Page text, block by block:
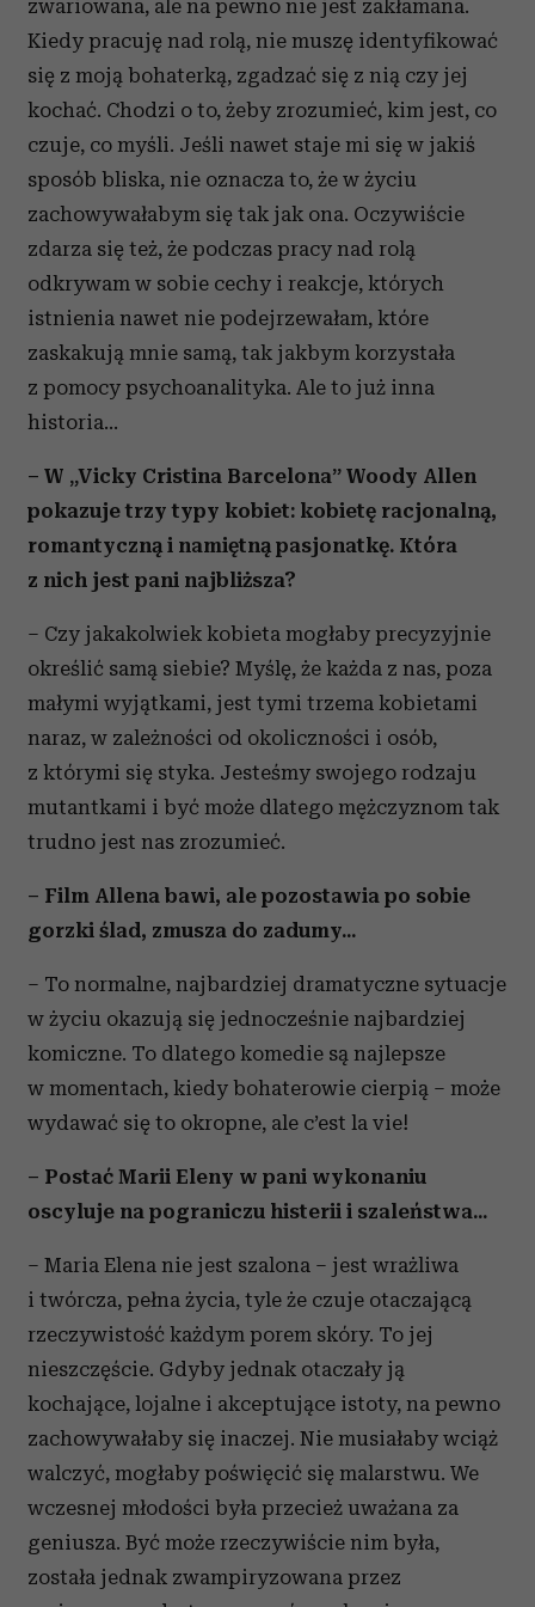
i reklam, aby oferować funkcje społecznościowe i
analizować ruch w naszej witrynie. Informacje o tym, jak
korzystasz z naszej witryny, udostępniamy partnerom
społecznościowym, reklamowym i analitycznym.
Partnerzy mogą połączyć te informacje z innymi danymi
otrzymanymi od Ciebie lub uzyskanymi podczas
korzystania z ich usług.
zwariowana, ale na pewno nie jest zakłamana.
Kiedy pracuję nad rolą, nie muszę identyfikować
się z moją bohaterką, zgadzać się z nią czy jej
kochać. Chodzi o to, żeby zrozumieć, kim jest, co
czuje, co myśli. Jeśli nawet staje mi się w jakiś
sposób bliska, nie oznacza to, że w życiu
zachowywałabym się tak jak ona. Oczywiście
zdarza się też, że podczas pracy nad rolą
odkrywam w sobie cechy i reakcje, których
istnienia nawet nie podejrzewałam, które
zaskakują mnie samą, tak jakbym korzystała
z pomocy psychoanalityka. Ale to już inna
historia...
– W „Vicky Cristina Barcelona” Woody Allen
pokazuje trzy typy kobiet: kobietę racjonalną,
romantyczną i namiętną pasjonatkę. Która
z nich jest pani najbliższa?
– Czy jakakolwiek kobieta mogłaby precyzyjnie
określić samą siebie? Myślę, że każda z nas, poza
małymi wyjątkami, jest tymi trzema kobietami
naraz, w zależności od okoliczności i osób,
z którymi się styka. Jesteśmy swojego rodzaju
mutantkami i być może dlatego mężczyznom tak
trudno jest nas zrozumieć.
– Film Allena bawi, ale pozostawia po sobie
gorzki ślad, zmusza do zadumy...
– To normalne, najbardziej dramatyczne sytuacje
w życiu okazują się jednocześnie najbardziej
komiczne. To dlatego komedie są najlepsze
w momentach, kiedy bohaterowie cierpią – może
wydawać się to okropne, ale c’est la vie!
– Postać Marii Eleny w pani wykonaniu
oscyluje na pograniczu histerii i szaleństwa...
– Maria Elena nie jest szalona – jest wrażliwa
i twórcza, pełna życia, tyle że czuje otaczającą
rzeczywistość każdym porem skóry. To jej
nieszczęście. Gdyby jednak otaczały ją
kochające, lojalne i akceptujące istoty, na pewno
zachowywałaby się inaczej. Nie musiałaby wciąż
walczyć, mogłaby poświęcić się malarstwu. We
wczesnej młodości była przecież uważana za
geniusza. Być może rzeczywiście nim była,
została jednak zwampiryzowana przez